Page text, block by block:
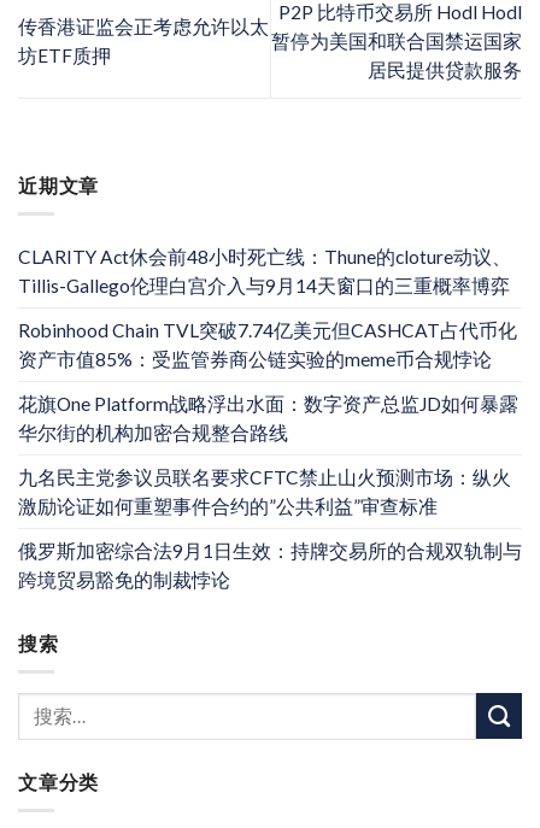
近期文章
CLARITY Act休会前48小时死亡线：Thune的cloture动议、
Tillis-Gallego伦理白宫介入与9月14天窗口的三重概率博弈
Robinhood Chain TVL突破7.74亿美元但CASHCAT占代币化
资产市值85%：受监管券商公链实验的meme币合规悖论
花旗One Platform战略浮出水面：数字资产总监JD如何暴露
华尔街的机构加密合规整合路线
九名民主党参议员联名要求CFTC禁止山火预测市场：纵火
激励论证如何重塑事件合约的”公共利益”审查标准
俄罗斯加密综合法9月1日生效：持牌交易所的合规双轨制与
跨境贸易豁免的制裁悖论
搜索
文章分类
传香港证监会正考虑允许以太
坊ETF质押
P2P 比特币交易所 Hodl Hodl
暂停为美国和联合国禁运国家
居民提供贷款服务